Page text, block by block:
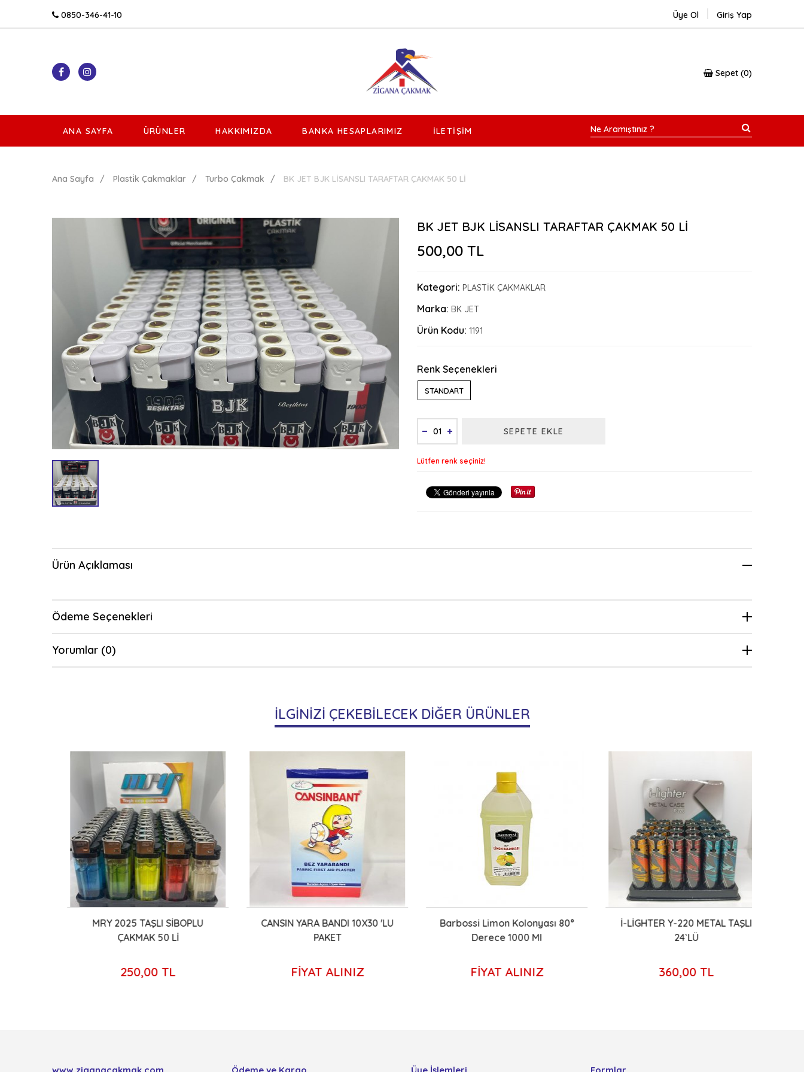
0850-346-41-10 Üye Ol Giriş Yap
Sepet 0
ANA SAYFA ÜRÜNLER HAKKIMIZDA BANKA HESAPLARIMIZ İLETIŞIM
Ana Sayfa Plasti̇k Çakmaklar Turbo Çakmak BK JET BJK LİSANSLI TARAFTAR ÇAKMAK 50 Lİ
BK JET BJK LİSANSLI TARAFTAR ÇAKMAK 50 Lİ
500,00 TL
Kategori: PLASTİK ÇAKMAKLAR
Marka: BK JET
Ürün Kodu: 1191
Renk Seçenekleri
STANDART
SEPETE EKLE
Lütfen renk seçiniz!
Ürün Açıklaması
Ödeme Seçenekleri
Yorumlar (0)
İLGİNİZİ ÇEKEBİLECEK DİĞER ÜRÜNLER
MRY 2025 TAŞLI SİBOPLU
ÇAKMAK 50 Lİ
250,00 TL
CANSIN YARA BANDI 10X30 'LU
PAKET
FİYAT ALINIZ
Barbossi Limon Kolonyası 80°
Derece 1000 Ml
FİYAT ALINIZ
İ-LİGHTER Y-220 METAL TAŞLI
24`LÜ
360,00 TL